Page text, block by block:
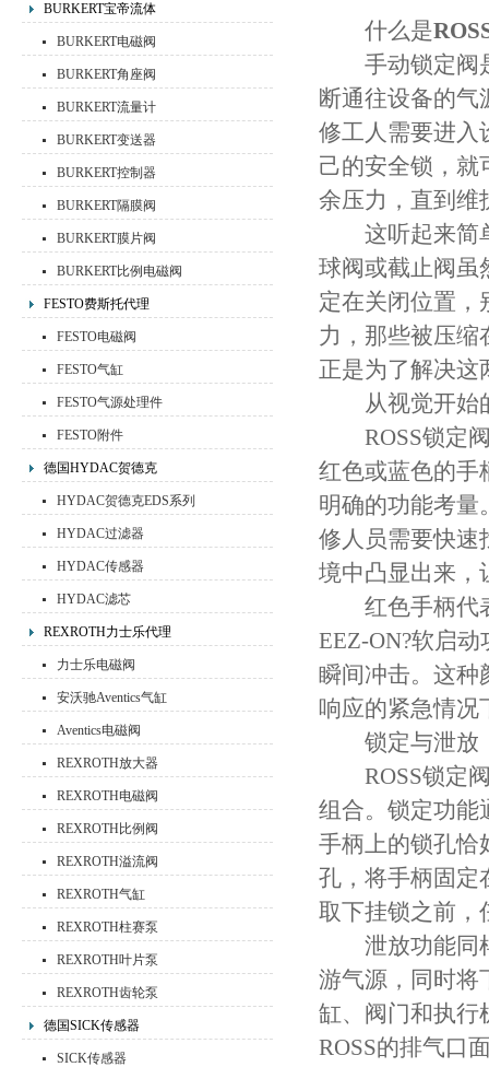
BURKERT宝帝流体
BURKERT电磁阀
BURKERT角座阀
BURKERT流量计
BURKERT变送器
BURKERT控制器
BURKERT隔膜阀
BURKERT膜片阀
BURKERT比例电磁阀
FESTO费斯托代理
FESTO电磁阀
FESTO气缸
FESTO气源处理件
FESTO附件
德国HYDAC贺德克
HYDAC贺德克EDS系列
HYDAC过滤器
HYDAC传感器
HYDAC滤芯
REXROTH力士乐代理
力士乐电磁阀
安沃驰Aventics气缸
Aventics电磁阀
REXROTH放大器
REXROTH电磁阀
REXROTH比例阀
REXROTH溢流阀
REXROTH气缸
REXROTH柱赛泵
REXROTH叶片泵
REXROTH齿轮泵
德国SICK传感器
SICK传感器
什么是
手动锁定阀是
断通往设备的
修工人需要进入
己的安全锁，就
余压力，直到维
这听起来简单
球阀或截止阀虽
定在关闭位置，
力，那些被压缩
正是为了解决这
从视觉开始
ROSS锁定阀
红色或蓝色的手
明确的功能考量
修人员需要快速
境中凸显出来，
红色手柄代表
EEZ-ON?软启
瞬间冲击。这种
响应的紧急情况
锁定与泄放：
ROSS锁定阀
组合。锁定功能
手柄上的锁孔恰
孔，将手柄固定
取下挂锁之前，
泄放功能同样
游气源，同时将
缸、阀门和执行
ROSS的排气口